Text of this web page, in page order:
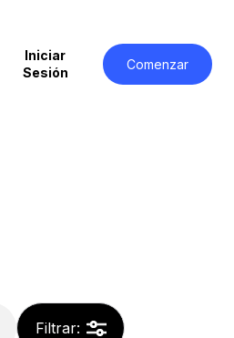
Iniciar
Sesión
Comenzar
Filtrar: